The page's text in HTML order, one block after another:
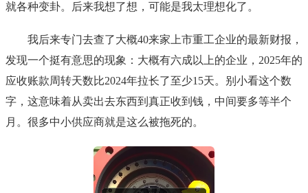
就各种变卦。后来我想了想，可能是我太理想化了。
我后来专门去查了大概40来家上市重工企业的最新财报，
发现一个挺有意思的现象：大概有六成以上的企业，2025年的
应收账款周转天数比2024年拉长了至少15天。别小看这个数
字，这意味着从卖出去东西到真正收到钱，中间要多等半个
月。很多中小供应商就是这么被拖死的。